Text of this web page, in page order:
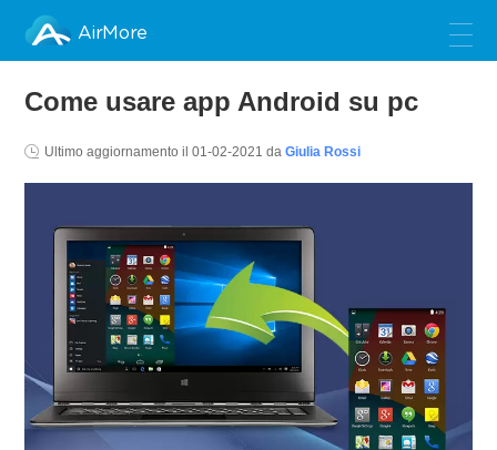
AirMore
Come usare app Android su pc
Ultimo aggiornamento il01-02-2021 daGiulia Rossi